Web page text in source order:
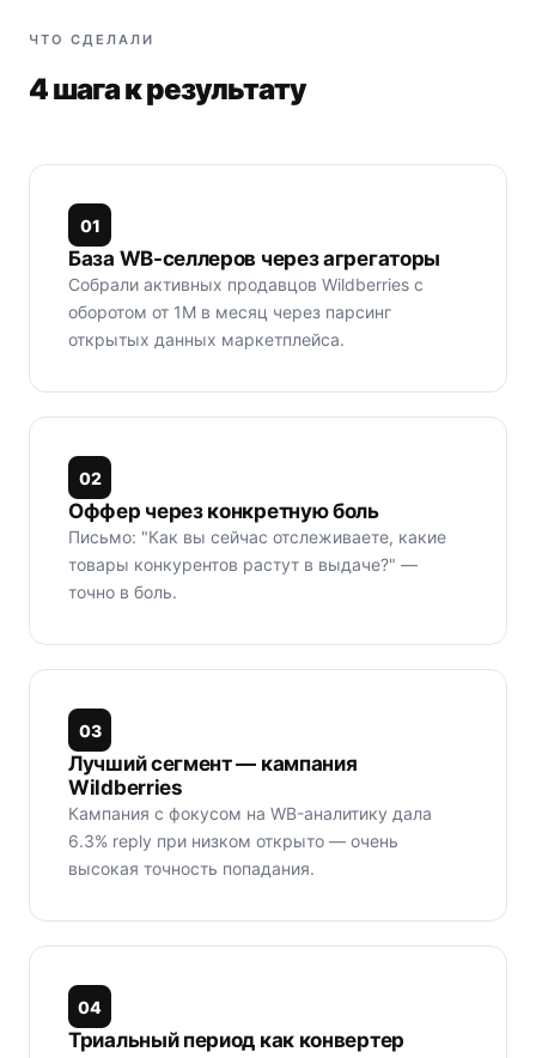
ЧТО СДЕЛАЛИ
4 шага к результату
01
База WB-селлеров через агрегаторы
Собрали активных продавцов Wildberries с
оборотом от 1M в месяц через парсинг
открытых данных маркетплейса.
02
Оффер через конкретную боль
Письмо: "Как вы сейчас отслеживаете, какие
товары конкурентов растут в выдаче?" —
точно в боль.
03
Лучший сегмент — кампания
Wildberries
Кампания с фокусом на WB-аналитику дала
6.3% reply при низком открыто — очень
высокая точность попадания.
04
Триальный период как конвертер